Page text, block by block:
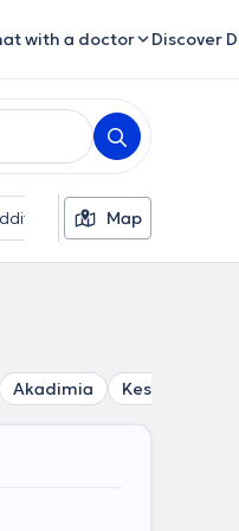
with a doctor Discover
filtersMap
Akadimia Kesariani